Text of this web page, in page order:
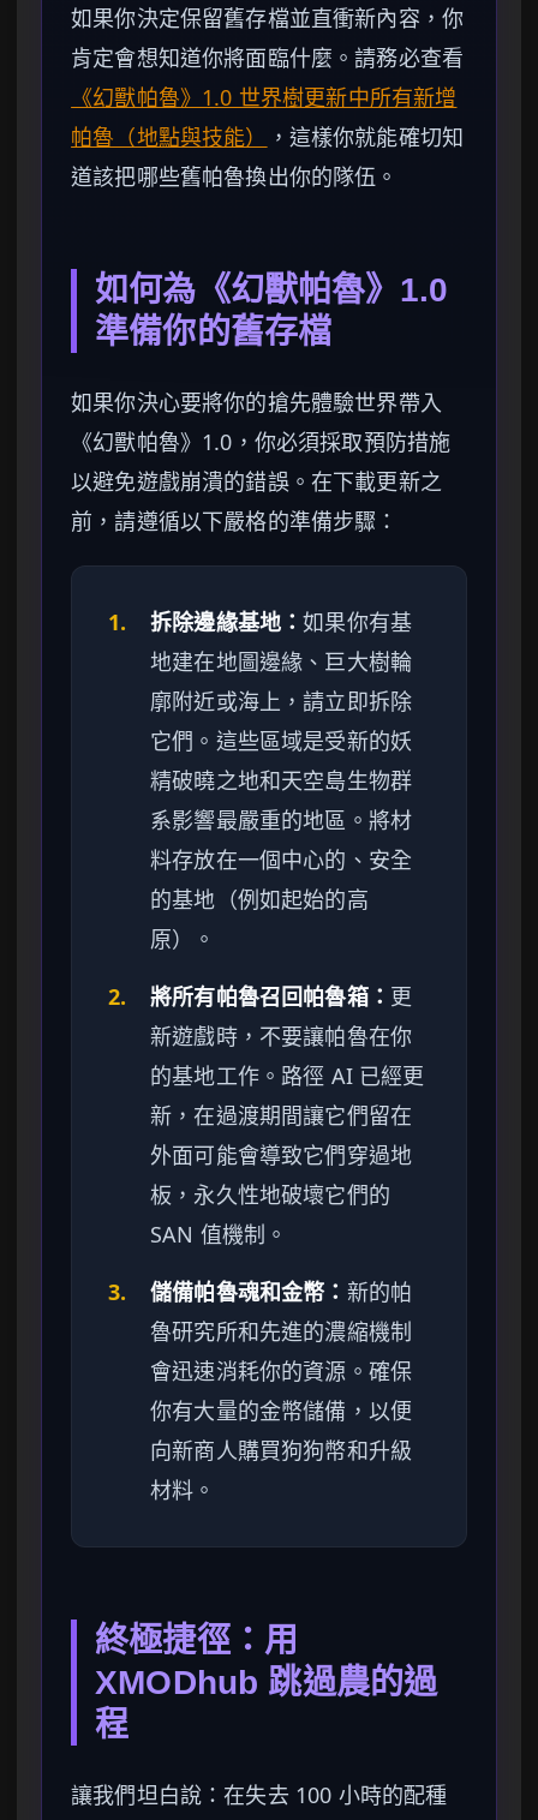
如果你決定保留舊存檔並直衝新內容，你
肯定會想知道你將面臨什麼。請務必查看
《幻獸帕魯》1.0 世界樹更新中所有新增
帕魯（地點與技能）
，這樣你就能確切知
道該把哪些舊帕魯換出你的隊伍。
如何為《幻獸帕魯》1.0
準備你的舊存檔
如果你決心要將你的搶先體驗世界帶入
《幻獸帕魯》1.0，你必須採取預防措施
以避免遊戲崩潰的錯誤。在下載更新之
前，請遵循以下嚴格的準備步驟：
1. 拆除邊緣基地：如果你有基
地建在地圖邊緣、巨大樹輪
廓附近或海上，請立即拆除
它們。這些區域是受新的妖
精破曉之地和天空島生物群
系影響最嚴重的地區。將材
料存放在一個中心的、安全
的基地（例如起始的高
原）。
2.
將所有帕魯召回帕魯箱： 更
新遊戲時，不要讓帕魯在你
的基地工作。路徑 AI 已經更
新，在過渡期間讓它們留在
外面可能會導致它們穿過地
板，永久性地破壞它們的
SAN 值機制。
3.
儲備帕魯魂和金幣： 新的帕
魯研究所和先進的濃縮機制
會迅速消耗你的資源。確保
你有大量的金幣儲備，以便
向新商人購買狗狗幣和升級
材料。
終極捷徑：用
XMODhub 跳過農的過
程
讓我們坦白說：在失去 100 小時的配種